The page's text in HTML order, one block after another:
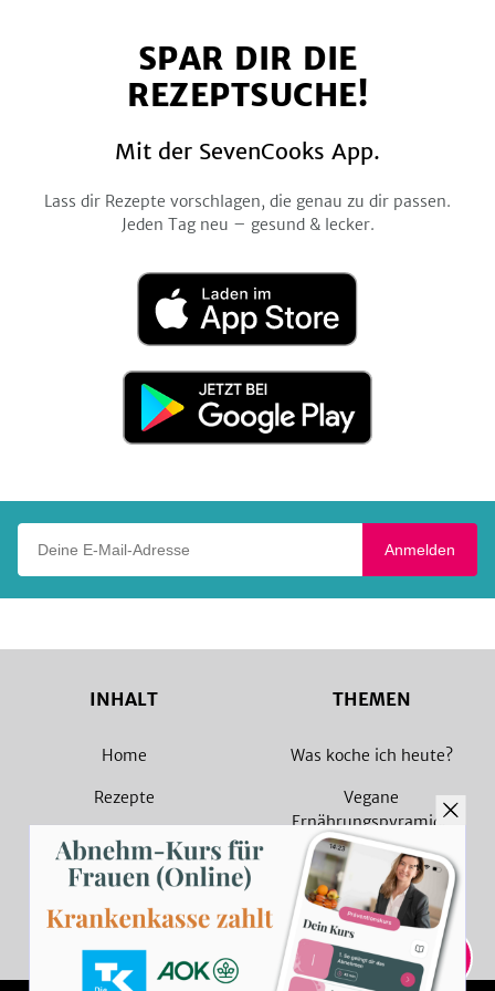
FacebookTwitterPinterestInstagramYouTube
SPAR DIR DIE
REZEPTSUCHE!
Mit der SevenCooks App.
Lass dir Rezepte vorschlagen, die genau zu dir passen.
Jeden Tag neu – gesund & lecker.
Laden
im
App
Jetzt
Google
Anmelden
INHALT
Home
Rezepte
Magazin
Sammlungen
Rezept Suche
THEMEN
Was koche ich heute?
Vegane
Ernährungspyramide
Vegane Rezepte
Vegetarische Rezepte